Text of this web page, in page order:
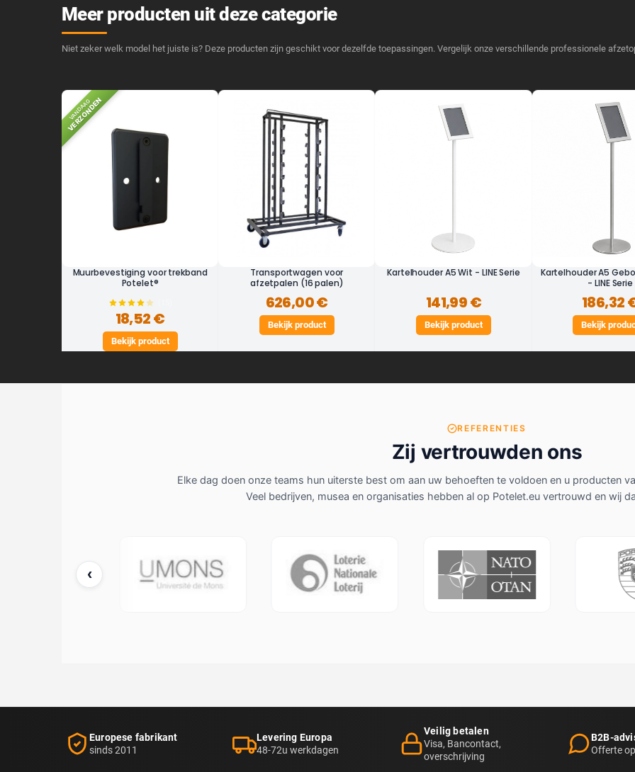
Meer producten uit deze categorie
Niet zeker welk model het juiste is? Deze producten zijn geschikt voor dezelfde toepassingen. Vergelijk onze verschillende professionele
VANDAAG
VERZONDEN
Muurbevestiging voor trekband
Potelet®
18,52 €
Bekijk product
Transportwagen voor
afzetpalen (16 palen)
626,00 €
Bekijk product
Kartelhouder A5 Wit - LINE Serie
141,99 €
Bekijk product
Kartelhouder A5
- LINE Serie
186,32
Bekijk
REFERENTIES
Zij vertrouwden ons
Elke dag doen onze teams hun uiterste best om aan uw behoeften te voldoen en u producten
Veel bedrijven, musea en organisaties hebben al op Potelet.eu vertrouwd en wij
‹ UMONS Loterie Nationale NATO / OTAN
Europese fabrikant
sinds 2011
Levering Europa
48-72u werkdagen
Veilig betalen
Visa, Bancontact,
overschrijving
B2B-
Offerte